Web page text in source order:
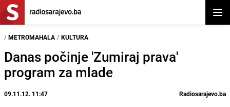
/ METROMAHALA / KULTURA
Danas počinje 'Zumiraj prava'
program za mlade
09.11.12. 11:47 Radiosarajevo.ba